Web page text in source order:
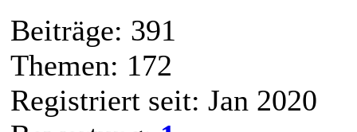
Beiträge: 391
Themen: 172
Registriert seit: Jan 2020